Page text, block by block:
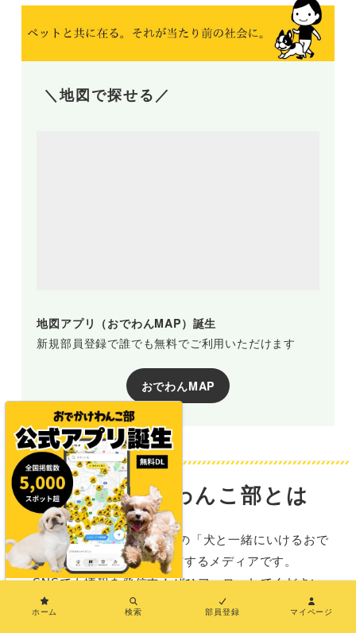
＼地図で探せる／
地図アプリ（おでわんMAP）誕生
新規部員登録で誰でも無料でご利用いただけます
おでわんMAP
おでかけわんこ部とは
おでかけわんこ部は、全国の「犬と一緒にいけるおで
かけ施設情報」を発信するメディアです。
SNSでも情報を発信中！ぜひフォローしてください
ホーム 検索 部員登録 マイページ